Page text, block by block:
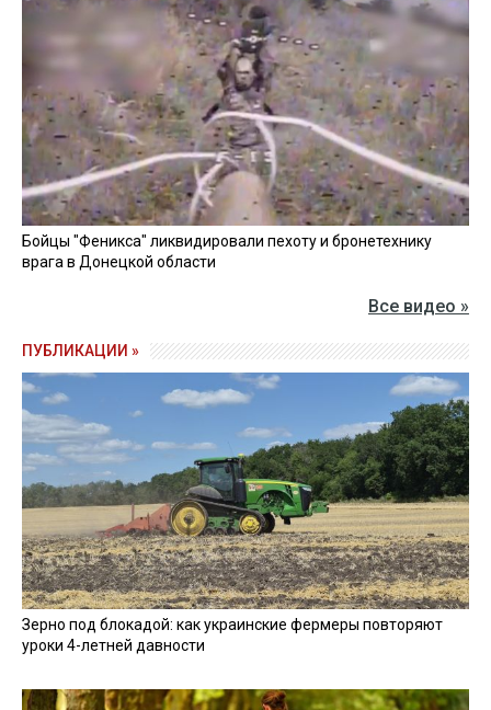
Бойцы "Феникса" ликвидировали пехоту и бронетехнику
врага в Донецкой области
Все видео »
ПУБЛИКАЦИИ »
Зерно под блокадой: как украинские фермеры повторяют
уроки 4-летней давности